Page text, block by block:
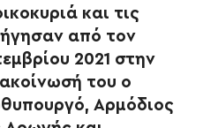
και τις
από τον
2021 στην
του ο
Αρμόδιος